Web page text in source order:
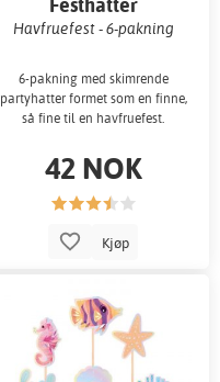
Festhatter
Havfruefest - 6-pakning
6-pakning med skimrende
partyhatter formet som en finne,
så fine til en havfruefest.
42 NOK
Kjøp